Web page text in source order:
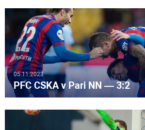
05.11.2023
PFC CSKA v Pari NN — 3:2